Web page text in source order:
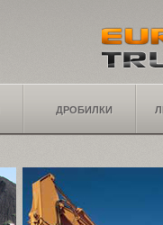
ДРОБИЛКИ